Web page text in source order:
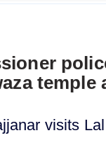
temple
visits